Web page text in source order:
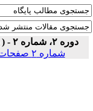
دوره ۲، شماره ۲ - ( پژوهشهاي سياسي ۱۳۹۱ )
شماره ۲ صفحات ۱۳۳-۱۱۵